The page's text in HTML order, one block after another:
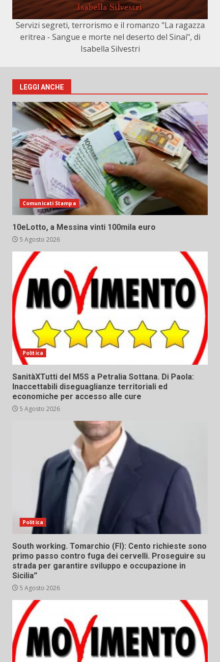
Servizi segreti, terrorismo e il romanzo "La ragazza
eritrea - Sangue e morte nel deserto del Sinai", di
Isabella Silvestri
LEGGI ANCHE
Comunicati Stampa
10eLotto, a Messina vinti 100mila euro
5 Agosto 2026
Politica
SanitàXTutti del M5S a Petralia Sottana. Di Paola:
Inaccettabili diseguaglianze territoriali ed
economiche per accesso alle cure
5 Agosto 2026
Politica
South working. Tomarchio (FI): Cento richieste sono
primo passo contro fuga dei cervelli. Proseguire su
strada per garantire sviluppo e occupazione in
Sicilia”
5 Agosto 2026